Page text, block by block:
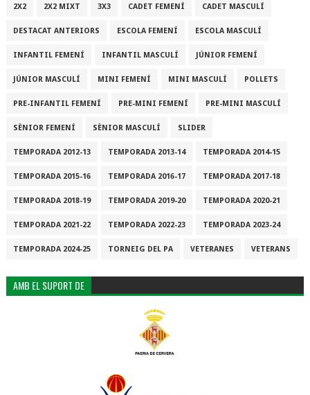
2X2 2X2 MIXT 3X3 CADET FEMENÍ CADET MASCULÍ
DESTACAT ANTERIORS ESCOLA FEMENÍ ESCOLA MASCULÍ
INFANTIL FEMENÍ INFANTIL MASCULÍ JÚNIOR FEMENÍ
JÚNIOR MASCULÍ MINI FEMENÍ MINI MASCULÍ POLLETS
PRE-INFANTIL FEMENÍ PRE-MINI FEMENÍ PRE-MINI MASCULÍ
SÈNIOR FEMENÍ SÈNIOR MASCULÍ SLIDER
TEMPORADA 2012-13 TEMPORADA 2013-14 TEMPORADA 2014-15
TEMPORADA 2015-16 TEMPORADA 2016-17 TEMPORADA 2017-18
TEMPORADA 2018-19 TEMPORADA 2019-20 TEMPORADA 2020-21
TEMPORADA 2021-22 TEMPORADA 2022-23 TEMPORADA 2023-24
TEMPORADA 2024-25 TORNEIG DEL PA VETERANES VETERANS
AMB EL SUPORT DE